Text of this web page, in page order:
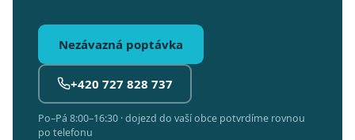
Nezávazná poptávka
+420 727 828 737
Po–Pá 8:00–16:30 · dojezd do vaší obce potvrdíme rovnou
po telefonu